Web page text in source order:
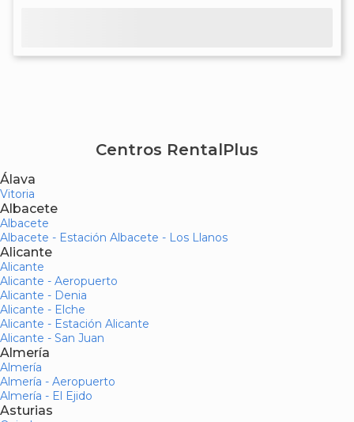
Centros RentalPlus
Álava
Vitoria
Albacete
Albacete
Albacete - Estación Albacete - Los Llanos
Alicante
Alicante
Alicante - Aeropuerto
Alicante - Denia
Alicante - Elche
Alicante - Estación Alicante
Alicante - San Juan
Almería
Almería
Almería - Aeropuerto
Almería - El Ejido
Asturias